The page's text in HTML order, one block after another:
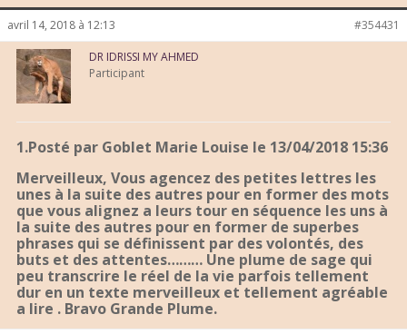
avril 14, 2018 à 12:13 #354431
DR IDRISSI MY AHMED
Participant
1.Posté par Goblet Marie Louise le 13/04/2018 15:36
Merveilleux, Vous agencez des petites lettres les
unes à la suite des autres pour en former des mots
que vous alignez a leurs tour en séquence les uns à
la suite des autres pour en former de superbes
phrases qui se définissent par des volontés, des
buts et des attentes……… Une plume de sage qui
peu transcrire le réel de la vie parfois tellement
dur en un texte merveilleux et tellement agréable
a lire . Bravo Grande Plume.